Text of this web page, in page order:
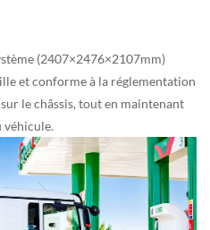
(2407×2476×2107mm)
et conforme à la réglementation
le châssis, tout en maintenant
véhicule.